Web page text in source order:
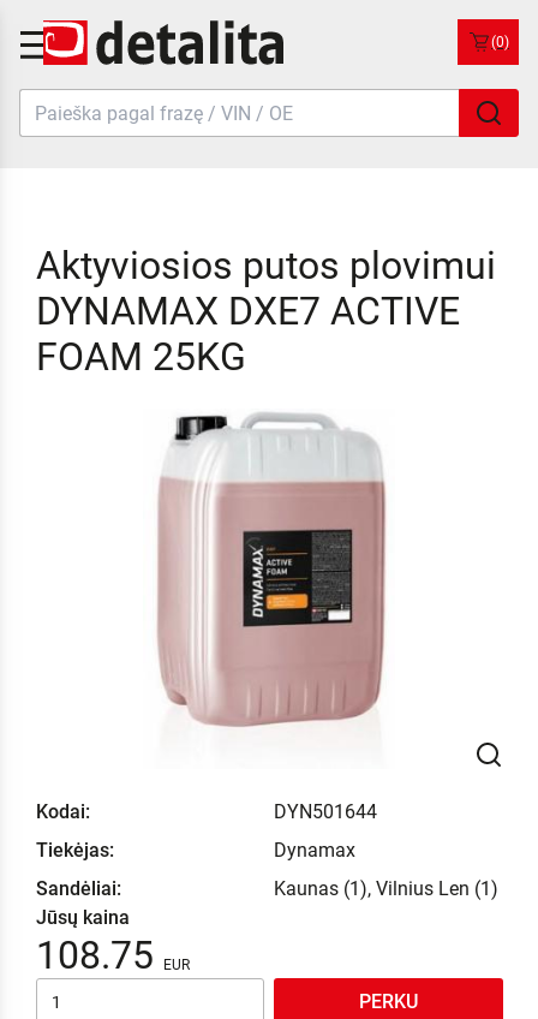
(0)
Aktyviosios putos plovimui
DYNAMAX DXE7 ACTIVE
FOAM 25KG
Kodai:
DYN501644
Tiekėjas:
Dynamax
Sandėliai:
Kaunas (1), Vilnius Len (1)
Jūsų kaina
108.75
PERKU